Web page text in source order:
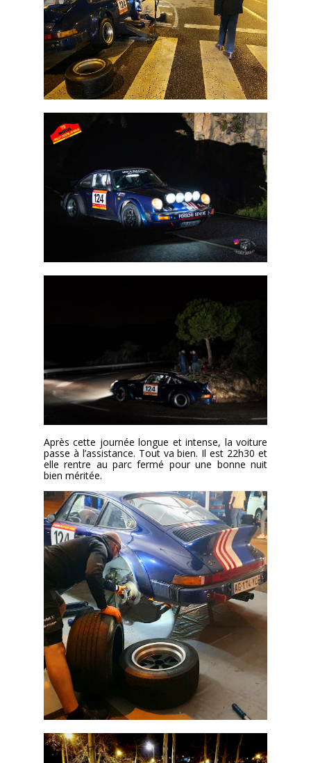
Après cette journée longue et intense, la voiture
passe à l’assistance. Tout va bien. Il est 22h30 et
elle rentre au parc fermé pour une bonne nuit
bien méritée.